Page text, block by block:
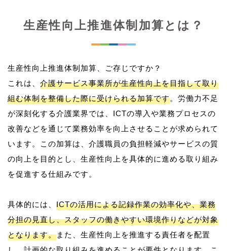
生産性向上推進体制加算とは？
生産性向上推進体制加算、ご存じですか？
これは、 介護サービス事業所が生産性向上を目指して取り
組む体制を整備した際に受けられる加算です。労働力不足
が深刻化する介護業界では、ICTの導入や業務プロセスの
改善などを通じて業務効率を向上させることが求められて
います。この加算は、介護職員の負担軽減やサービスの質
の向上を目的とし、生産性向上を具体的に進める取り組み
を促進する仕組みです。
具体的には、 ICTの活用による記録作業の効率化や、業務
分担の見直し、スタッフの働きやすい環境作りなどが対象
となります。また、生産性向上を推進する責任者を配置